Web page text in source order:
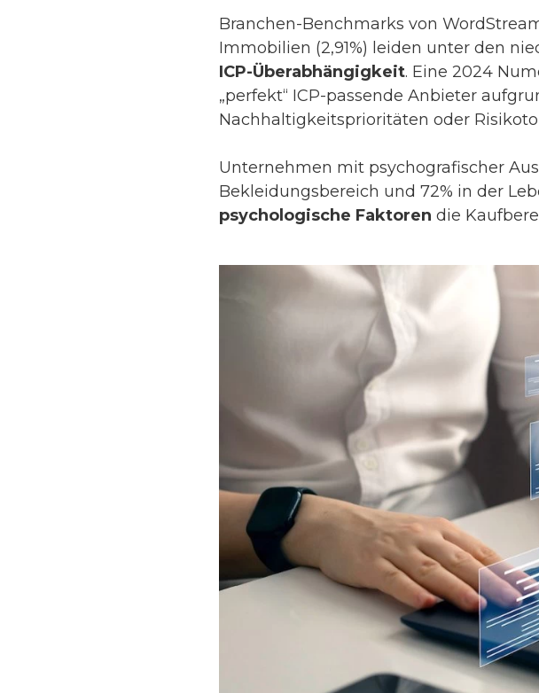
Branchen-Benchmarks von
Immobilien (2,91%) leiden unter den
ICP-Überabhängigkeit. Eine 2024
„perfekt“ ICP-passende Anbieter
Nachhaltigkeitsprioritäten oder
Unternehmen mit psychografischer
Bekleidungsbereich und 72% in der
psychologische Faktoren die